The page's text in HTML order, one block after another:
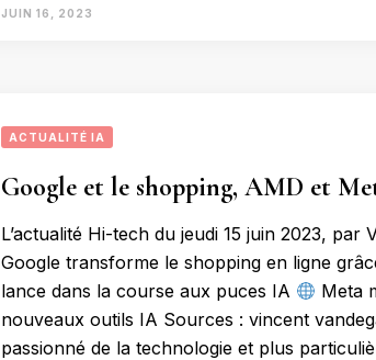
JUIN 16, 2023
ACTUALITÉ IA
Google et le shopping, AMD et
L’actualité Hi-tech du jeudi 15 juin 2023, par
Google transforme le shopping en ligne
lance dans la course aux puces IA
Meta
nouveaux outils IA Sources : vincent
passionné de la technologie et plus